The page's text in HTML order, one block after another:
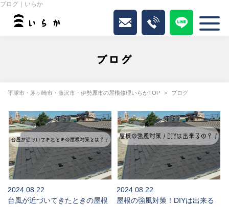
ブログ｜いらか
ブログ
平塚市・茅ヶ崎市・藤沢市・伊勢原市の屋根修理いらかTOP ブログ
2024.08.22
台風が近づいてきたときの屋根
2024.08.22
屋根の強風対策！DIYは出来る